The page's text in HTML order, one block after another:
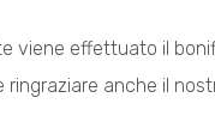
viene effettuato il
anche il